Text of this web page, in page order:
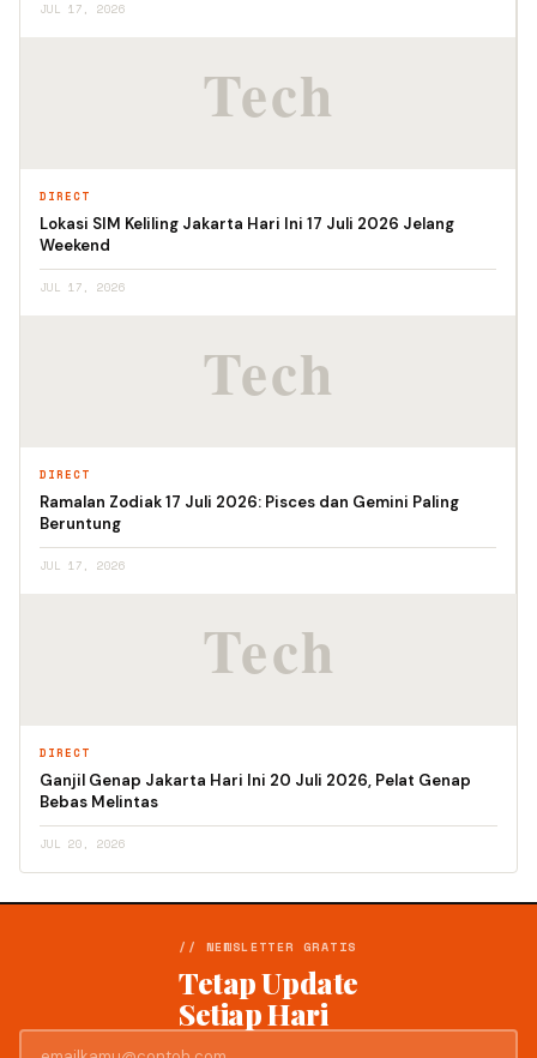
JUL 17, 2026
DIRECT
Lokasi SIM Keliling Jakarta Hari Ini 17 Juli 2026 Jelang
Weekend
JUL 17, 2026
DIRECT
Ramalan Zodiak 17 Juli 2026: Pisces dan Gemini Paling
Beruntung
JUL 17, 2026
DIRECT
Ganjil Genap Jakarta Hari Ini 20 Juli 2026, Pelat Genap
Bebas Melintas
JUL 20, 2026
// NEWSLETTER GRATIS
Tetap Update
Setiap Hari